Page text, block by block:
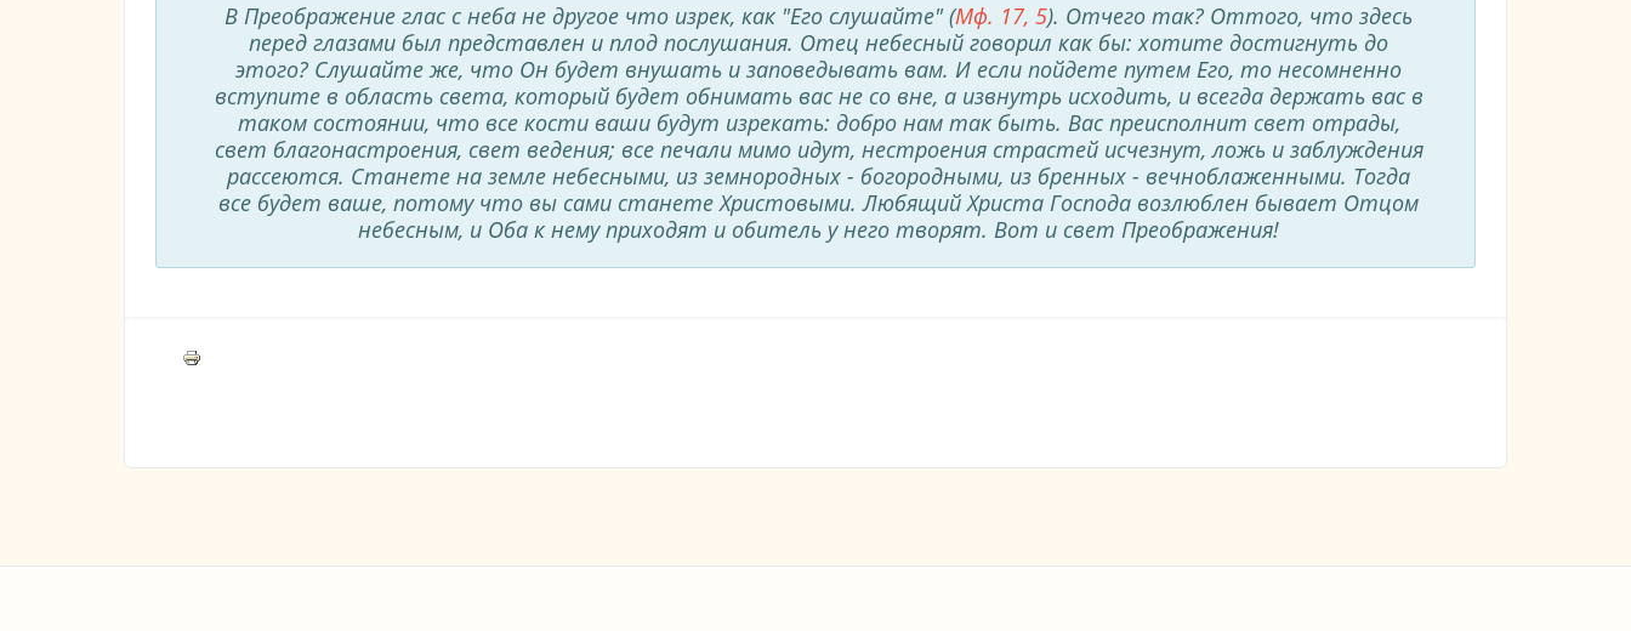
В Преображение глас с неба не другое что изрек, как "Его слушайте" (Мф. 17, 5). Отчего так? Оттого, что здесь
перед глазами был представлен и плод послушания. Отец небесный говорил как бы: хотите достигнуть до
этого? Слушайте же, что Он будет внушать и заповедывать вам. И если пойдете путем Его, то несомненно
вступите в область света, который будет обнимать вас не со вне, а извнутрь исходить, и всегда держать вас в
таком состоянии, что все кости ваши будут изрекать: добро нам так быть. Вас преисполнит свет отрады,
свет благонастроения, свет ведения; все печали мимо идут, нестроения страстей исчезнут, ложь и заблуждения
рассеются. Станете на земле небесными, из земнородных - богородными, из бренных - вечноблаженными. Тогда
все будет ваше, потому что вы сами станете Христовыми. Любящий Христа Господа возлюблен бывает Отцом
небесным, и Оба к нему приходят и обитель у него творят. Вот и свет Преображения!